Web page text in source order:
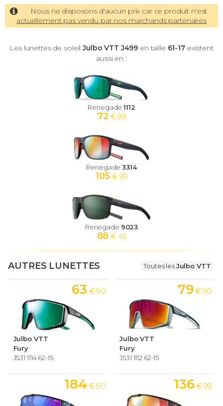
Nous ne disposons d'aucun prix car ce produit n'est
actuellement pas vendu par nos marchands partenaires
Les lunettes de soleilJulbo VTT J499 en taille 61-17existent
aussi en :
Renegade1112
72 € 99
Renegade3314
105 € 99
Renegade 9023
88 € 49
AUTRES LUNETTES Toutes lesJulbo VTT
Julbo VTT
Fury
J531 1114 62-15
63 € 90
Julbo VTT
Fury
J531 1112 62-15
79 € 90
184 € 50 136 € 99